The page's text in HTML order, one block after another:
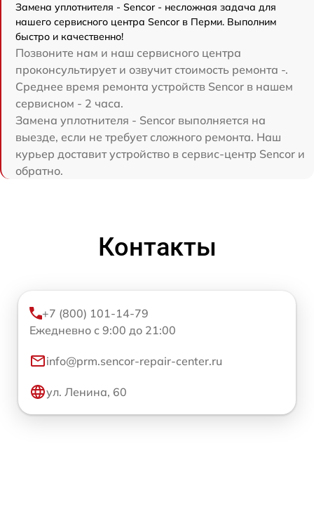
Замена уплотнителя - Sencor - несложная задача для
нашего сервисного центра Sencor в Перми. Выполним
быстро и качественно!
Позвоните нам и наш сервисного центра
проконсультирует и озвучит стоимость ремонта -.
Среднее время ремонта устройств Sencor в нашем
сервисном - 2 часа.
Замена уплотнителя - Sencor выполняется на
выезде, если не требует сложного ремонта. Наш
курьер доставит устройство в сервис-центр Sencor и
обратно.
Контакты
+7 (800) 101-14-79
Ежедневно с 9:00 до 21:00
info@prm.sencor-repair-center.ru
ул. Ленина, 60